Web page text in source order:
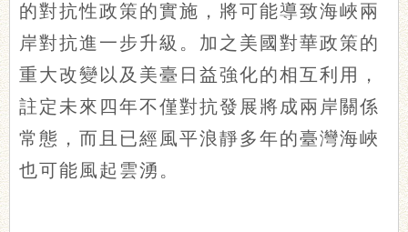
的對抗性政策的實施，將可能導致海峽兩
岸對抗進一步升級。加之美國對華政策的
重大改變以及美臺日益強化的相互利用，
註定未來四年不僅對抗發展將成兩岸關係
常態，而且已經風平浪靜多年的臺灣海峽
也可能風起雲湧。